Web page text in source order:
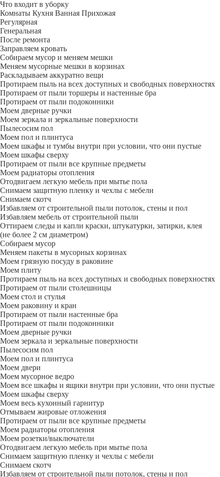
Что входит в уборку
Регу­лярная
Гене­ральная
После ремонта
Заправляем кровать
Собираем мусор и меняем мешки
Меняем мусорные мешки в корзинах
Раскладываем аккуратно вещи
Протираем пыль на всех доступных и свободных поверхностях
Протираем от пыли торшеры и настенные бра
Протираем от пыли подоконники
Моем дверные ручки
Моем зеркала и зеркальные поверхности
Пылесосим пол
Моем пол и плинтуса
Моем шкафы и тумбы внутри при условии, что они пустые
Моем шкафы сверху
Протираем от пыли все крупные предметы
Моем радиаторы отопления
Отодвигаем легкую мебель при мытье пола
Снимаем защитную пленку и чехлы с мебели
Снимаем скотч
Избавляем от строительной пыли потолок, стены и пол
Избавляем мебель от строительной пыли
Оттираем следы и капли краски, штукатурки, затирки, клея
(не более 2 см диаметром)
Собираем мусор
Меняем пакеты в мусорных корзинах
Моем грязную посуду в раковине
Моем плиту
Протираем пыль на всех доступных и свободных поверхностях
Протираем от пыли столешницы
Моем стол и стулья
Моем раковину и кран
Протираем от пыли настенные бра
Протираем от пыли подоконники
Моем дверные ручки
Моем зеркала и зеркальные поверхности
Пылесосим пол
Моем пол и плинтуса
Моем двери
Моем мусорное ведро
Моем все шкафы и ящики внутри при условии, что они пустые
Моем шкафы сверху
Моем весь кухонный гарнитур
Отмываем жировые отложения
Протираем от пыли все крупные предметы
Моем радиаторы отопления
Моем розетки/выключатели
Отодвигаем легкую мебель при мытье пола
Снимаем защитную пленку и чехлы с мебели
Снимаем скотч
Избавляем от строительной пыли потолок, стены и пол